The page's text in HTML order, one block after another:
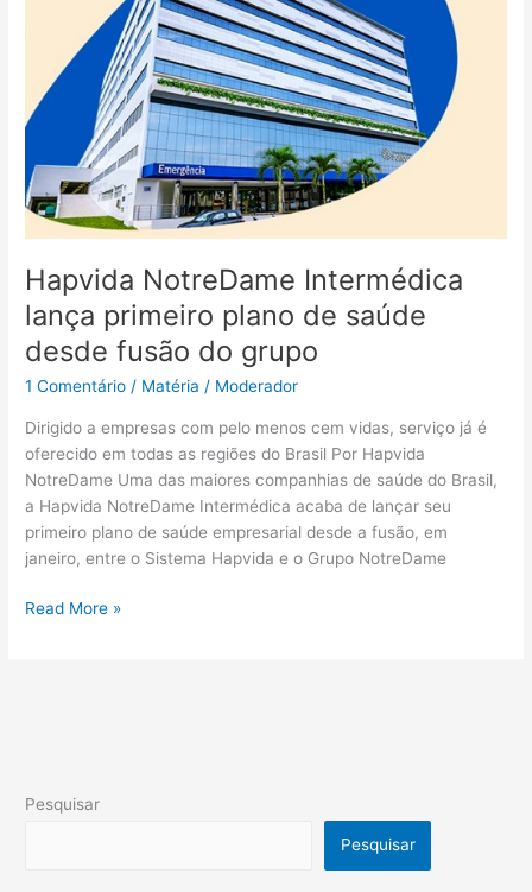
Hapvida NotreDame Intermédica
lança primeiro plano de saúde
desde fusão do grupo
1 Comentário / Matéria / Moderador
Dirigido a empresas com pelo menos cem vidas, serviço já é
oferecido em todas as regiões do Brasil Por Hapvida
NotreDame Uma das maiores companhias de saúde do Brasil,
a Hapvida NotreDame Intermédica acaba de lançar seu
primeiro plano de saúde empresarial desde a fusão, em
janeiro, entre o Sistema Hapvida e o Grupo NotreDame
saúde
desde
do
grupo
Read More »
Pesquisar
Pesquisar